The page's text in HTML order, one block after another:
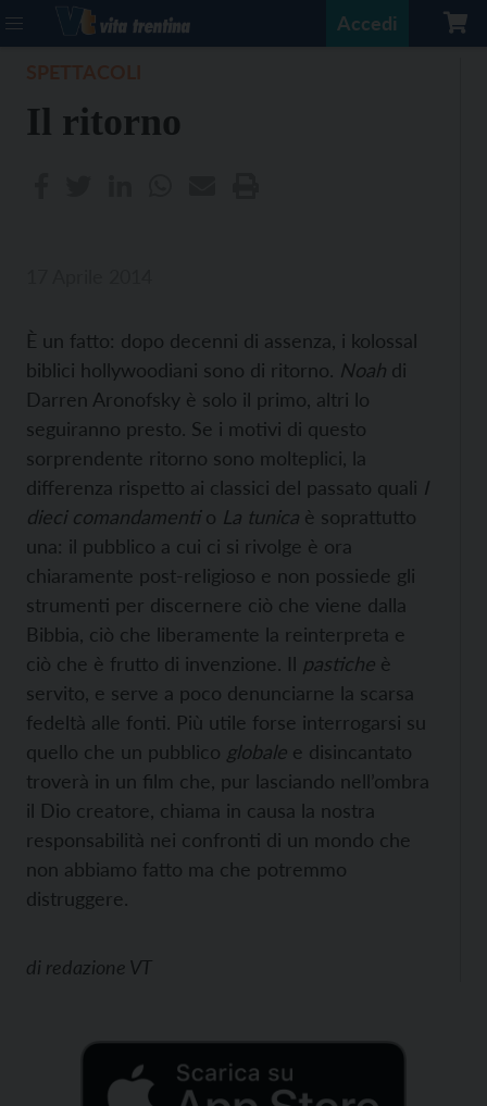
Accedi
Il ritorno
È un fatto: dopo decenni di assenza, i kolossal
biblici hollywoodiani sono di ritorno. Noah di
Darren Aronofsky è solo il primo, altri lo
seguiranno presto. Se i motivi di questo
sorprendente ritorno sono molteplici, la
differenza rispetto ai classici del passato quali I
dieci comandamentio La tunica è soprattutto
una: il pubblico a cui ci si rivolge è ora
chiaramente post-religioso e non possiede gli
strumenti per discernere ciò che viene dalla
Bibbia, ciò che liberamente la reinterpreta e
ciò che è frutto di invenzione. Il pastiche è
servito, e serve a poco denunciarne la scarsa
fedeltà alle fonti. Più utile forse interrogarsi su
quello che un pubblico globale e disincantato
troverà in un film che, pur lasciando nell’ombra
il Dio creatore, chiama in causa la nostra
responsabilità nei confronti di un mondo che
non abbiamo fatto ma che potremmo
distruggere.
di redazione VT